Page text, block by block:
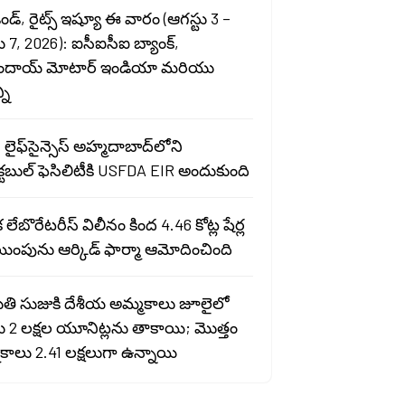
రైట్స్ ఇష్యూ ఈ వారం (ఆగస్టు 3 –
7, 2026): ఐసీఐసీఐ బ్యాంక్,
మోటార్ ఇండియా మరియు
లైఫ్‌సైన్సెస్ అహ్మదాబాద్‌లోని
ఫెసిలిటీకి USFDA EIR అందుకుంది
లేబొరేటరీస్ విలీనం కింద 4.46 కోట్ల షేర్ల
ఆర్కిడ్ ఫార్మా ఆమోదించింది
సుజుకి దేశీయ అమ్మకాలు జూలైలో
2 లక్షల యూనిట్లను తాకాయి; మొత్తం
2.41 లక్షలుగా ఉన్నాయి